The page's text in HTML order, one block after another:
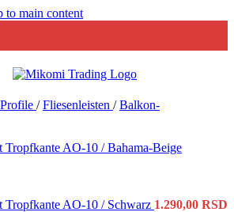
to main content
/ Fliesenleisten / Balkon-
AO-10 / Bahama-Beige
AO-10 / Schwarz 1.290,00 RSD